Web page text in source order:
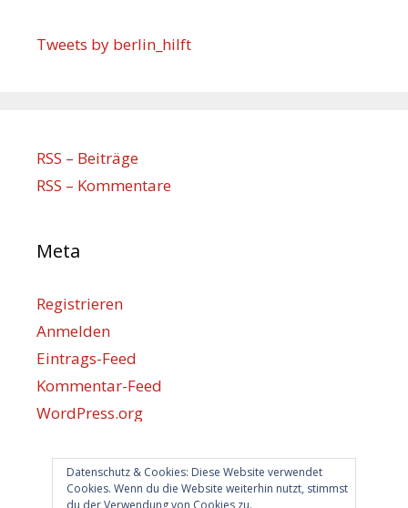
Datenschutz & Cookies: Diese Website verwendet
Cookies. Wenn du die Website weiterhin nutzt, stimmst
du der Verwendung von Cookies zu.
Tweets by berlin_hilft
RSS – Beiträge
RSS – Kommentare
Meta
Registrieren
Anmelden
Eintrags-Feed
Kommentar-Feed
WordPress.org
Berlin hilft